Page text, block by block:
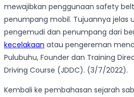
mewajibkan penggunaan safety
penumpang mobil. Tujuannya jelas
pengemudi dan penumpang dari
kecelakaan atau pengereman
Pulubuhu, Founder dan Training
Driving Course (JDDC). (3/7/2022).
Kembali ke pembahasan sejarah